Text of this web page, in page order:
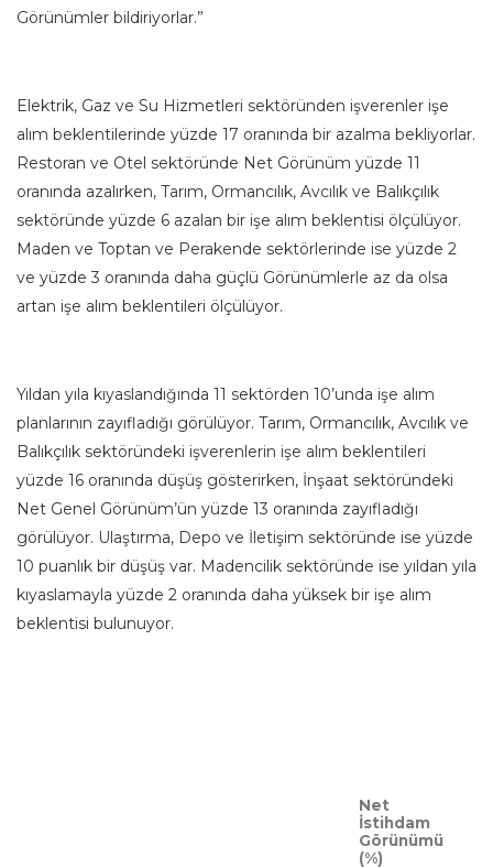
Görünümler bildiriyorlar.”
Elektrik, Gaz ve Su Hizmetleri sektöründen işverenler işe
alım beklentilerinde yüzde 17 oranında bir azalma bekliyorlar.
Restoran ve Otel sektöründe Net Görünüm yüzde 11
oranında azalırken, Tarım, Ormancılık, Avcılık ve Balıkçılık
sektöründe yüzde 6 azalan bir işe alım beklentisi ölçülüyor.
Maden ve Toptan ve Perakende sektörlerinde ise yüzde 2
ve yüzde 3 oranında daha güçlü Görünümlerle az da olsa
artan işe alım beklentileri ölçülüyor.
Yıldan yıla kıyaslandığında 11 sektörden 10’unda işe alım
planlarının zayıfladığı görülüyor. Tarım, Ormancılık, Avcılık ve
Balıkçılık sektöründeki işverenlerin işe alım beklentileri
yüzde 16 oranında düşüş gösterirken, İnşaat sektöründeki
Net Genel Görünüm’ün yüzde 13 oranında zayıfladığı
görülüyor. Ulaştırma, Depo ve İletişim sektöründe ise yüzde
10 puanlık bir düşüş var. Madencilik sektöründe ise yıldan yıla
kıyaslamayla yüzde 2 oranında daha yüksek bir işe alım
beklentisi bulunuyor.
Net
İstihdam
Görünümü
(%)